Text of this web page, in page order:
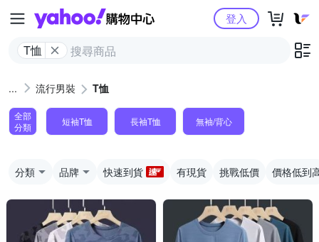
Yahoo購物中心
T恤
登入
流行男裝 T恤
全部
分類
短袖T恤 長袖T恤 無袖/背心
分類 品牌 快速到貨 有現貨 挑戰低價 價格低到